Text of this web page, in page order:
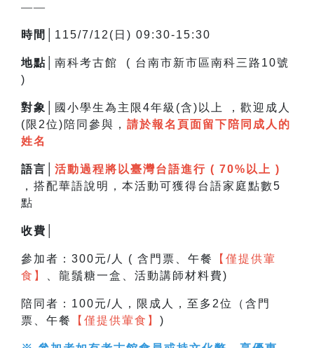
——
時間│ 115/7/12(日) 09:30-15:30
地點│ 南科考古館 ( 台南市新市區南科三路10號
)
對象│ 國小學生為主限4年級(含)以上 ， 歡迎成人
(限2位)陪同參與， 請於報名頁面留下陪同成人的
姓名
語言│ 活動過程將以臺灣台語進行 ( 70%以上 )
，搭配華語說明， 本活動可獲得台語家庭點數5
點
收費│
參加者：300元/人 ( 含門票、午餐
【僅提供葷
食】
、龍鬚糖一盒、活動講師材料費)
陪同者：100元/人，限成人，至多2位（含門
票、午餐
【僅提供葷食】 )